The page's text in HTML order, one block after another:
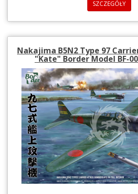
SZCZEGÓŁY
Nakajima B5N2 Type 97
"Kate" Border Model BF-